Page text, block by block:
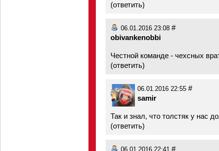
(ответить)
06.01.2016 23:08 #
obivankenobbi
Честной команде - чехсных
(ответить)
06.01.2016 22:55 #
samir
Так и знал, что толстяк у нас
(ответить)
06.01.2016 22:41 #